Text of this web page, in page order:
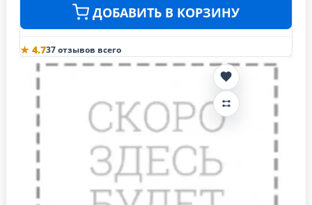
ДОБАВИТЬ В КОРЗИНУ
★ 4.737 отзывов всего